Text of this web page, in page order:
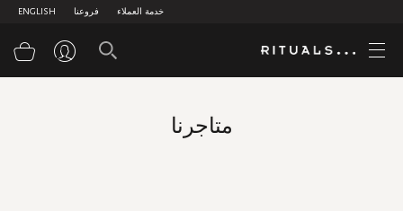
ENGLISH فروعنا خدمة العملاء
متاجرنا